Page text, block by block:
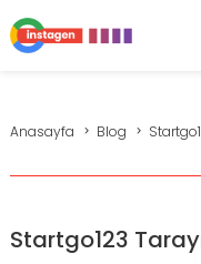
Anasayfa Blog
Startgo123